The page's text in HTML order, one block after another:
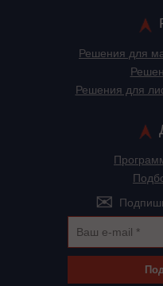
Решения для
Решения для